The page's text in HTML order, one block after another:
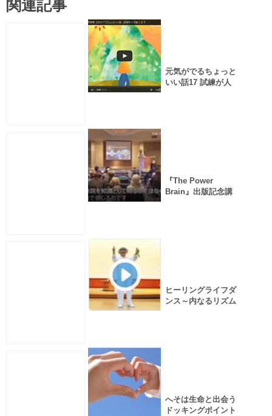
関連記事
元気がでるちょっと
いい話17 試練が人
『The Power
Brain』出版記念講
ヒーリングライフダ
ンス～内なるリズム
へそは生命と出会う
ドッキングポイント